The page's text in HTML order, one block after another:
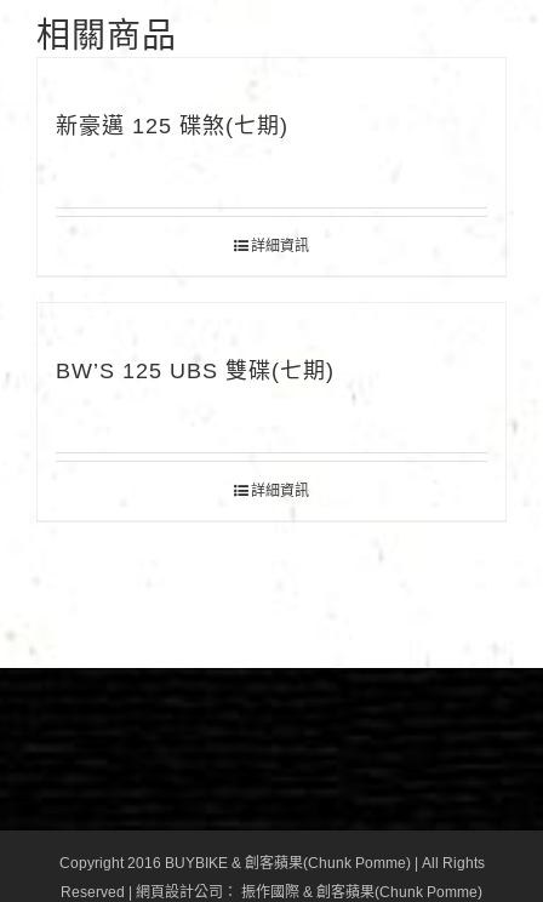
相關商品
新豪邁 125 碟煞(七期)
詳細資訊
BW’S 125 UBS 雙碟(七期)
詳細資訊
Copyright 2016 BUYBIKE & 創客蘋果(Chunk Pomme) | All Rights
Reserved | 網頁設計公司 ： 振作國際 & 創客蘋果(Chunk Pomme)